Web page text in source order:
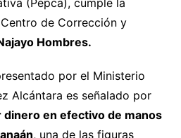
(Pepca), cumple la
de Corrección y
Hombres.
por el Ministerio
Alcántara es señalado por
dinero en efectivo de manos
, una de las figuras